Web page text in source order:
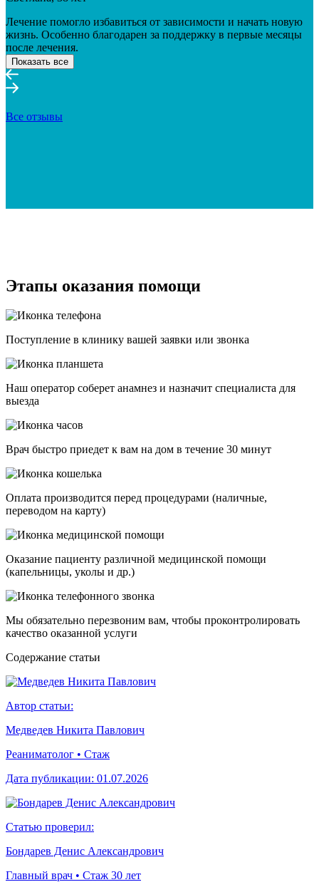
Лечение помогло избавиться от зависимости и начать новую
жизнь. Особенно благодарен за поддержку в первые месяцы
после лечения.
Показать все
Все отзывы
Этапы оказания помощи
Поступление в клинику вашей заявки или звонка
Наш оператор соберет анамнез и назначит специалиста для
выезда
Врач быстро приедет к вам на дом в течение 30 минут
Оплата производится перед процедурами (наличные,
переводом на карту)
Оказание пациенту различной медицинской помощи
(капельницы, уколы и др.)
Мы обязательно перезвоним вам, чтобы проконтролировать
качество оказанной услуги
Cодержание статьи
Автор статьи:
Медведев Никита Павлович
Реаниматолог • Стаж
Дата публикации: 01.07.2026
Статью проверил:
Бондарев Денис Александрович
Главный врач • Стаж 30 лет